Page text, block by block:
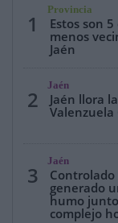
1
Provincia
Estos son
menos
Jaén
2
Jaén
Jaén llora
Valenzuela
3
Jaén
generado
humo
complejo